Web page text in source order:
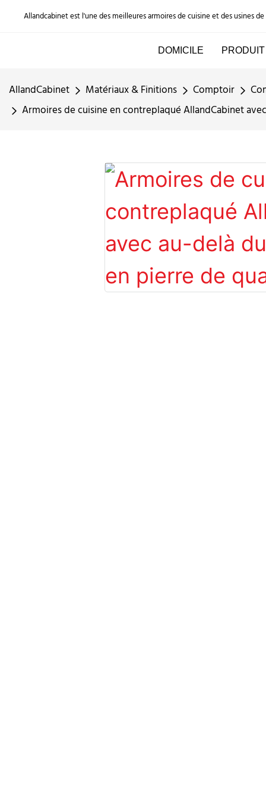
Allandcabinet est l'une des meilleures armoires de cuisine et des usines
DOMICILE PRODUIT
AllandCabinet Matériaux & Finitions Comptoir
Armoires de cuisine en contreplaqué AllandCabinet